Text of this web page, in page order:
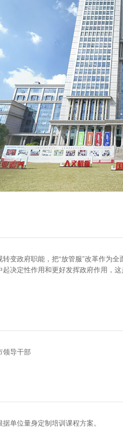
变政府职能，把“放管服”改革作为
决定性作用和更好发挥政府作用，
领导干部
单位量身定制培训课程方案。